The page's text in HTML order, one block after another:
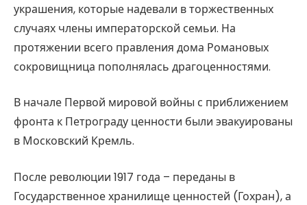
украшения, которые надевали в торжественных
случаях члены императорской семьи. На
протяжении всего правления дома Романовых
сокровищница пополнялась драгоценностями.
В начале Первой мировой войны с приближением
фронта к Петрограду ценности были эвакуированы
в Московский Кремль.
После революции 1917 года – переданы в
Государственное хранилище ценностей (Гохран), а